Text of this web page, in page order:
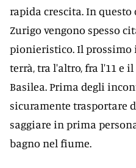
rapida crescita. In questo
Zurigo vengono spesso
pionieristico. Il prossimo
terrà, tra l'altro, fra l'11 e
Basilea. Prima degli
sicuramente trasportare
saggiare in prima
bagno nel fiume.